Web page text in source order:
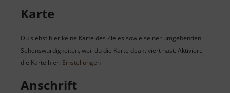
Karte
Du siehst hier keine Karte des Zieles sowie seiner umgebenden
Sehenswürdigkeiten, weil du die Karte deaktiviert hast. Aktiviere
die Karte hier: Einstellungen
Anschrift